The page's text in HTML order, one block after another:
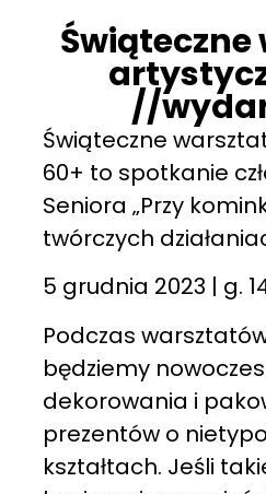
//
Świąteczne
60+ to spotkanie
Seniora „Przy
twórczych
5 grudnia 2023 | g.
Podczas
będziemy
dekorowania i
prezentów o
kształtach. Jeśli